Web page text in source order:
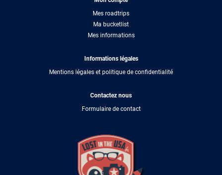
Mes roadtrips
Ma bucketlist
Mes informations
Informations légales
Mentions légales et politique de confidentialité
Contactez nous
Formulaire de contact